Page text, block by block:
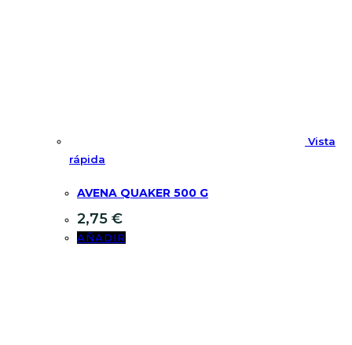
Vista
rápida
AVENA QUAKER 500 G
2,75 €
AÑADIR